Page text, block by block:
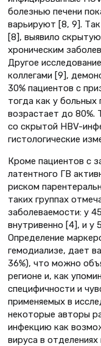
болезнью печени
варьируют [8, 9].
[8], выявило
хроническим
Другое
коллегами [9],
30% пациентов с
тогда как у
возрастает до 80%.
со скрытой HBV-
гистологические
Кроме пациентов с
латентного ГВ
риском
таких группах
заболеваемости: у
внутривенно [4], и у
Определение
гемодиализе, дает
36%), что можно
регионе и, как
специфичности и
применяемых в
некоторые авторы
инфекцию как
вируса в